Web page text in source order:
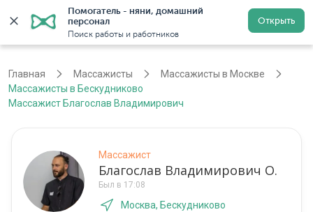
Помогатель - няни, домашний
персонал
Поиск работы и работников
Открыть
Регистрация
Главная Массажисты
Массажисты в Москве
Массажисты в Бескудниково
Массажист Благослав Владимирович
Массажист
Благослав Владимирович О.
Был в 17:08
Москва, Бескудниково